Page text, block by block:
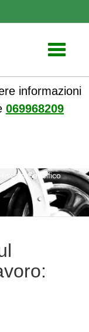
Toggle
informazioni
069968209
Specifico